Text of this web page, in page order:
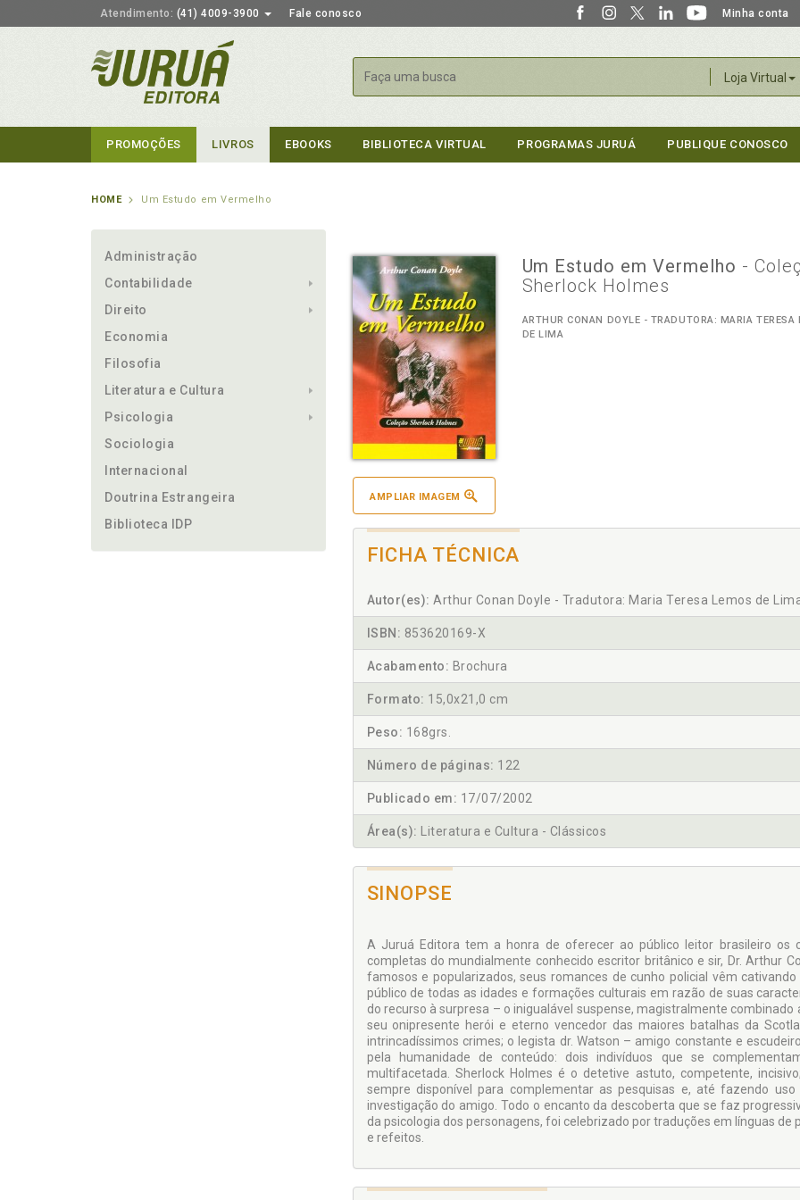
Atendimento: (41) 4009-3900 Fale conosco Minha conta
Loja Virtual
Buscar
PROMOÇÕES LIVROS EBOOKS BIBLIOTECA VIRTUAL PROGRAMAS JURUÁ PUBLIQUE CONOSCO
HOME Um Estudo em Vermelho
Administração
Contabilidade
Direito
Economia
Filosofia
Literatura e Cultura
Psicologia
Sociologia
Internacional
Doutrina Estrangeira
Biblioteca IDP
AMPLIAR IMAGEM
Um Estudo em Vermelho -
Sherlock Holmes
ARTHUR CONAN DOYLE - TRADUTORA: MARIA TERESA
DE LIMA
FICHA TÉCNICA
Autor(es): Arthur Conan Doyle - Tradutora: Maria Teresa Lemos de
ISBN: 853620169-X
Acabamento: Brochura
Formato: 15,0x21,0 cm
Peso: 168grs.
Número de páginas: 122
Publicado em: 17/07/2002
Área(s): Literatura e Cultura - Clássicos
SINOPSE
A Juruá Editora tem a honra de oferecer ao público leitor brasileiro os
completas do mundialmente conhecido escritor britânico e sir, Dr. Arthur
famosos e popularizados, seus romances de cunho policial vêm
público de todas as idades e formações culturais em razão de suas
do recurso à surpresa – o inigualável suspense, magistralmente combinado
seu onipresente herói e eterno vencedor das maiores batalhas da
intrincadíssimos crimes; o legista dr. Watson – amigo constante e
pela humanidade de conteúdo: dois indivíduos que se
multifacetada. Sherlock Holmes é o detetive astuto, competente,
sempre disponível para complementar as pesquisas e, até fazendo
investigação do amigo. Todo o encanto da descoberta que se faz
da psicologia dos personagens, foi celebrizado por traduções em línguas
e refeitos.